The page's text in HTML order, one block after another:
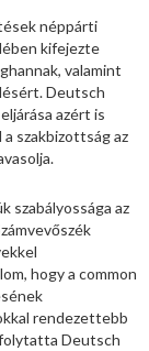
néppárti
kifejezte
valamint
Deutsch
azért is
szakbizottság az
szabályossága az
hogy a common
rendezettebb
Deutsch